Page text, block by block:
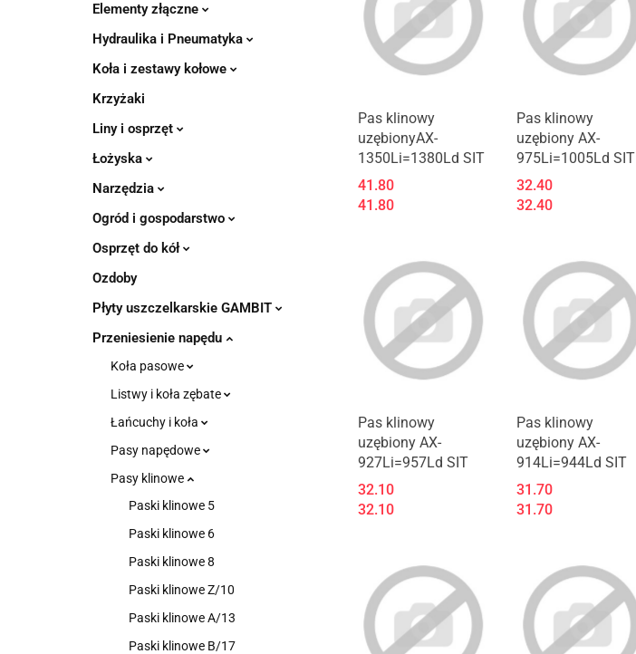
Elementy złączne
Hydraulika i Pneumatyka
Koła i zestawy kołowe
Krzyżaki
Liny i osprzęt
Łożyska
Narzędzia
Ogród i gospodarstwo
Osprzęt do kół
Ozdoby
Płyty uszczelkarskie GAMBIT
Przeniesienie napędu
Koła pasowe
Listwy i koła zębate
Łańcuchy i koła
Pasy napędowe
Pasy klinowe
Paski klinowe 5
Paski klinowe 6
Paski klinowe 8
Paski klinowe Z/10
Paski klinowe A/13
Paski klinowe B/17
Pas klinowy
uzębionyAX-
1350Li=1380Ld SIT
41.80
41.80
Pas klinowy
uzębiony AX-
975Li=1005Ld SIT
32.40
32.40
Pas klinowy
uzębiony AX-
927Li=957Ld SIT
32.10
32.10
Pas klinowy
uzębiony AX-
914Li=944Ld SIT
31.70
31.70